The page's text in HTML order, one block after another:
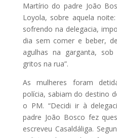
Martírio do padre João
Loyola, sobre aquela
sofrendo na delegacia,
dia sem comer e beber,
agulhas na garganta,
gritos na rua”.
As mulheres foram
polícia, sabiam do destino
o PM. “Decidi ir à
padre João Bosco fez
escreveu Casaldáliga.